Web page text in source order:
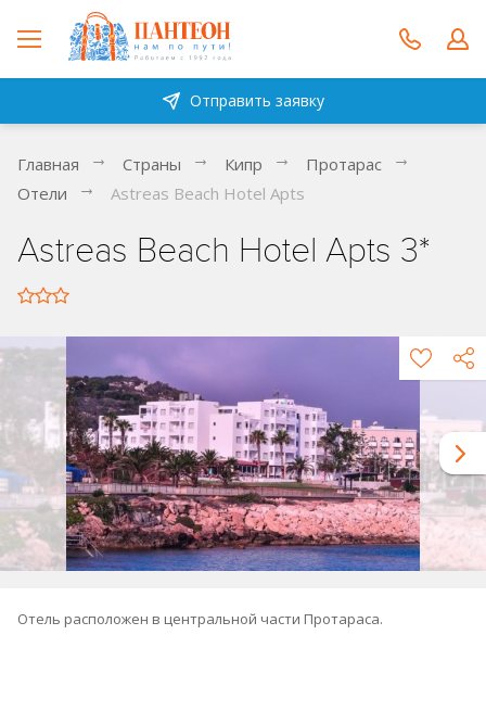
Отправить заявку
Главная Страны Кипр
Протарас
Отели
Astreas Beach Hotel Apts
Astreas Beach Hotel Apts 3*
Отель расположен в центральной части Протараса.